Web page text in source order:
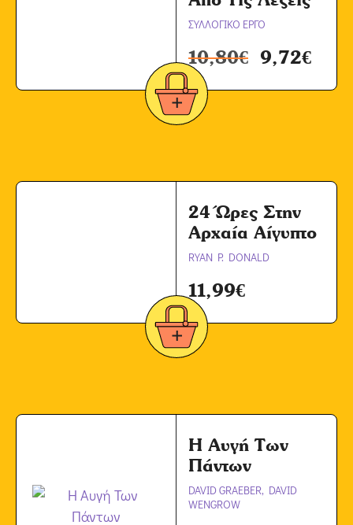
ΣΥΛΛΟΓΙΚΟ ΕΡΓΟ
10,80€ 9,72€
24 Ώρες Στην
Αρχαία Αίγυπτο
RYAN P. DONALD
11,99€
Η Αυγή Των
Πάντων
DAVID GRAEBER, DAVID
WENGROW